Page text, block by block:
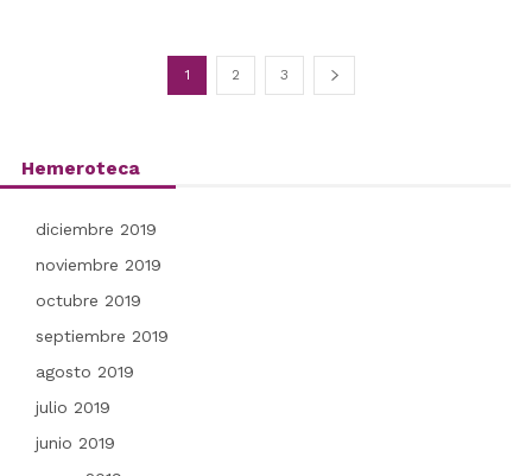
1 2 3
Hemeroteca
diciembre 2019
noviembre 2019
octubre 2019
septiembre 2019
agosto 2019
julio 2019
junio 2019